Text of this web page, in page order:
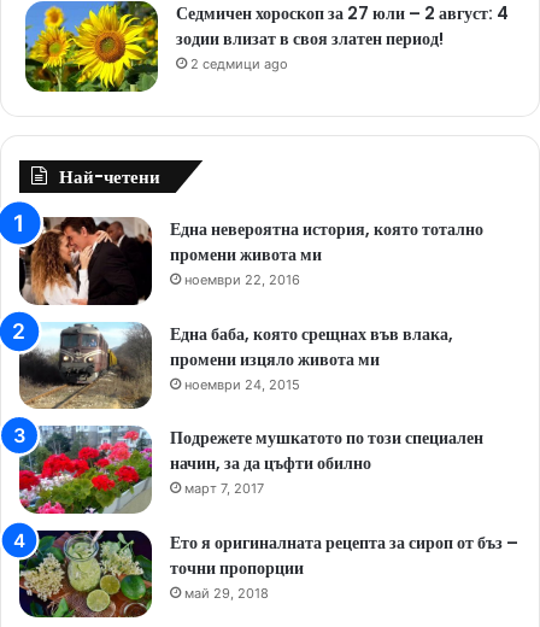
Седмичен хороскоп за 27 юли – 2 август: 4
зодии влизат в своя златен период!
2 седмици ago
Най-четени
Една невероятна история, която тотално
промени живота ми
ноември 22, 2016
Една баба, която срещнах във влака,
промени изцяло живота ми
ноември 24, 2015
Подрежете мушкатото по този специален
начин, за да цъфти обилно
март 7, 2017
Ето я оригиналната рецепта за сироп от бъз –
точни пропорции
май 29, 2018